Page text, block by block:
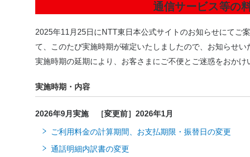
通信サービス等の
2025年11月25日にNTT東日本公式サイトのお知らせにてご
て、このたび実施時期が確定いたしましたので、お知らせい
実施時期の延期により、お客さまにご不便とご迷惑をおか
実施時期・内容
2026年9月実施 ［変更前］2026年1月
ご利用料金の計算期間、お支払期限・振替日の変更
通話明細内訳書の変更